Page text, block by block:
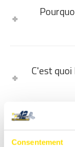
Consentement
C'est
C'est quoi